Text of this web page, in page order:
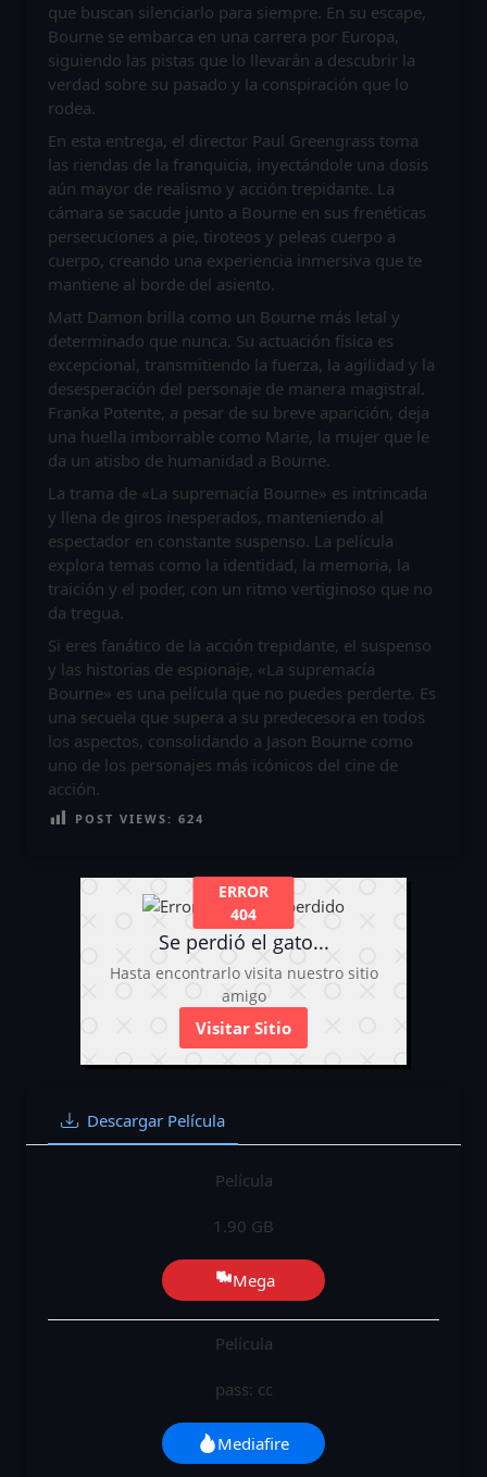
que buscan silenciarlo para siempre. En su escape,
Bourne se embarca en una carrera por Europa,
siguiendo las pistas que lo llevarán a descubrir la
verdad sobre su pasado y la conspiración que lo
rodea.
En esta entrega, el director Paul Greengrass toma
las riendas de la franquicia, inyectándole una dosis
aún mayor de realismo y acción trepidante. La
cámara se sacude junto a Bourne en sus frenéticas
persecuciones a pie, tiroteos y peleas cuerpo a
cuerpo, creando una experiencia inmersiva que te
mantiene al borde del asiento.
Matt Damon brilla como un Bourne más letal y
determinado que nunca. Su actuación física es
excepcional, transmitiendo la fuerza, la agilidad y la
desesperación del personaje de manera magistral.
Franka Potente, a pesar de su breve aparición, deja
una huella imborrable como Marie, la mujer que le
da un atisbo de humanidad a Bourne.
La trama de «La supremacía Bourne» es intrincada
y llena de giros inesperados, manteniendo al
espectador en constante suspenso. La película
explora temas como la identidad, la memoria, la
traición y el poder, con un ritmo vertiginoso que no
da tregua.
Si eres fanático de la acción trepidante, el suspenso
y las historias de espionaje, «La supremacía
Bourne» es una película que no puedes perderte. Es
una secuela que supera a su predecesora en todos
los aspectos, consolidando a Jason Bourne como
uno de los personajes más icónicos del cine de
acción.
POST VIEWS: 624
ERROR
404
Se perdió el gato...
Hasta encontrarlo visita nuestro sitio
amigo
Visitar Sitio
Descargar Película
Película
1.90 GB
Mega
Película
pass: cc
Mediafire